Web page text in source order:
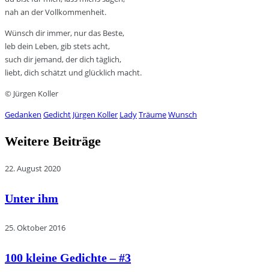
nah an der Vollkommenheit.
Wünsch dir immer, nur das Beste,
leb dein Leben, gib stets acht,
such dir jemand, der dich täglich,
liebt, dich schätzt und glücklich macht.
© Jürgen Koller
Gedanken Gedicht Jürgen Koller LadyTräumeWunsch
Weitere Beiträge
22. August 2020
Unter ihm
25. Oktober 2016
100 kleine Gedichte – #3